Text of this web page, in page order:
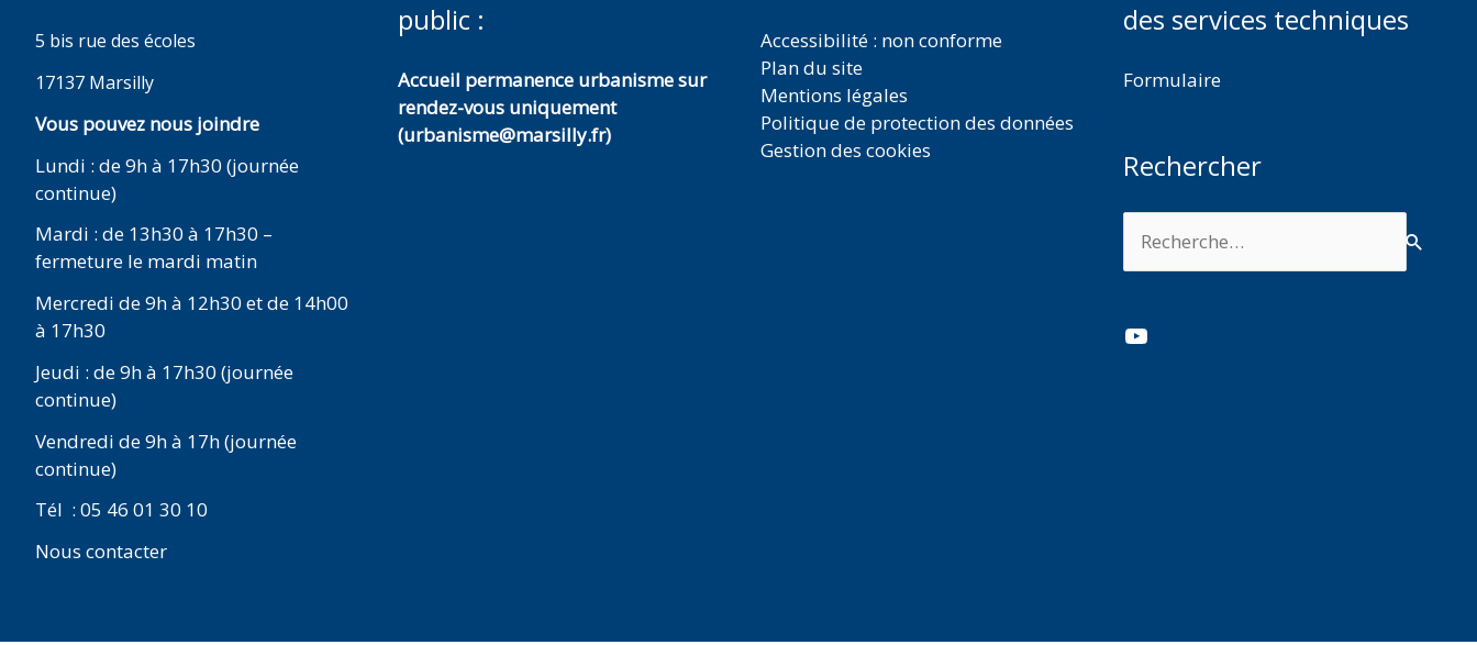
5 bis rue des écoles
17137 Marsilly
Vous pouvez nous joindre
Lundi : de 9h à 17h30 (journée
continue)
Mardi : de 13h30 à 17h30 –
fermeture le mardi matin
Mercredi de 9h à 12h30 et de 14h00
à 17h30
Jeudi : de 9h à 17h30 (journée
continue)
Vendredi de 9h à 17h (journée
continue)
Tél : 05 46 01 30 10
Nous contacter
public :
Accueil permanence urbanisme sur
rendez-vous uniquement
(urbanisme@marsilly.fr)
Accessibilité : non conforme
Plan du site
Mentions légales
Politique de protection des données
Gestion des cookies
des services techniques
Formulaire
Rechercher
YouTube